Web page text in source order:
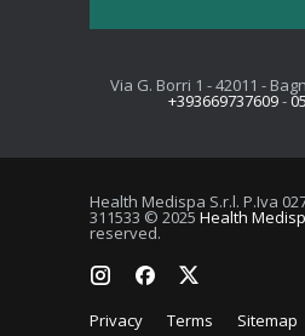
Via G. Borri 1 - 42011 -
+393669737609-
Health Medispa S.r.l. P.Iva
311533 © 2025 Health
reserved.
Privacy Terms Sitemap